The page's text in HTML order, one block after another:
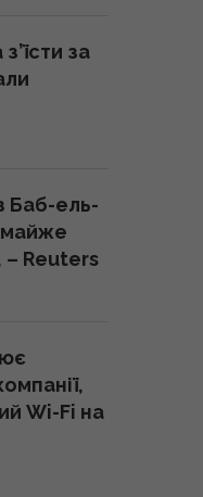
за
Баб-ель-
– Reuters
Wi-Fi на